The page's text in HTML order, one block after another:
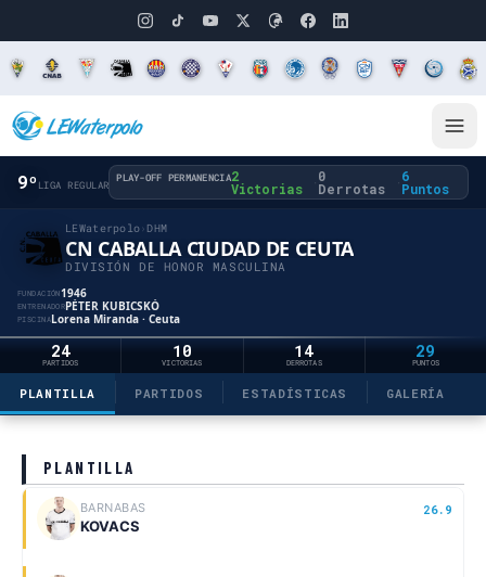
LEWaterpolo› DHM
CN CABALLA CIUDAD DE CEUTA
DIVISIÓN DE HONOR MASCULINA
FUNDACIÓN1946
ENTRENADORPÉTER KUBICSKÓ
PISCINALorena Miranda · Ceuta
9º LIGA REGULAR
PLAY-OFF PERMANENCIA2
Victorias · 0
Derrotas · 6
Puntos
24
PARTIDOS
10
VICTORIAS
14
DERROTAS
29
PUNTOS
PLANTILLA PARTIDOS ESTADÍSTICAS GALERÍA
PLANTILLA
BARNABAS 26.9
KOVACS